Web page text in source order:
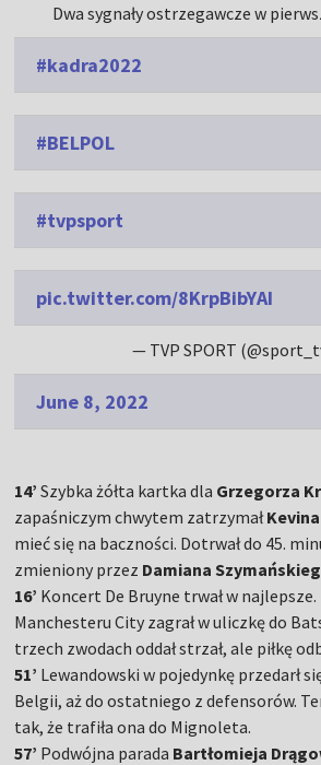
Dwa sygnały ostrzegawcze w
#kadra2022
#BELPOL
#tvpsport
pic.twitter.com/8KrpBibYAI
— TVP SPORT
June 8, 2022
14’ Szybka żółta kartka dla Grzegorza
zapaśniczym chwytem zatrzymał
mieć się na baczności. Dotrwał do 45.
zmieniony przez Damiana
16’ Koncert De Bruyne trwał w
Manchesteru City zagrał w uliczkę do
trzech zwodach oddał strzał, ale piłkę
51’ Lewandowski w pojedynkę przedarł
Belgii, aż do ostatniego z defensorów.
tak, że trafiła ona do Mignoleta.
57’ Podwójna parada Bartłomieja